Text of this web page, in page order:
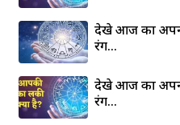
देखे आज का
रंग…
देखे आज का
रंग…